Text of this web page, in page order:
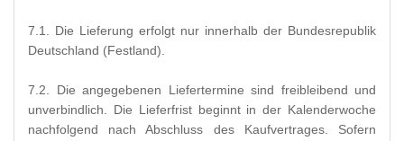
7.1. Die Lieferung erfolgt nur innerhalb der Bundesrepublik
Deutschland (Festland).
7.2. Die angegebenen Liefertermine sind freibleibend und
unverbindlich. Die Lieferfrist beginnt in der Kalenderwoche
nachfolgend nach Abschluss des Kaufvertrages. Sofern